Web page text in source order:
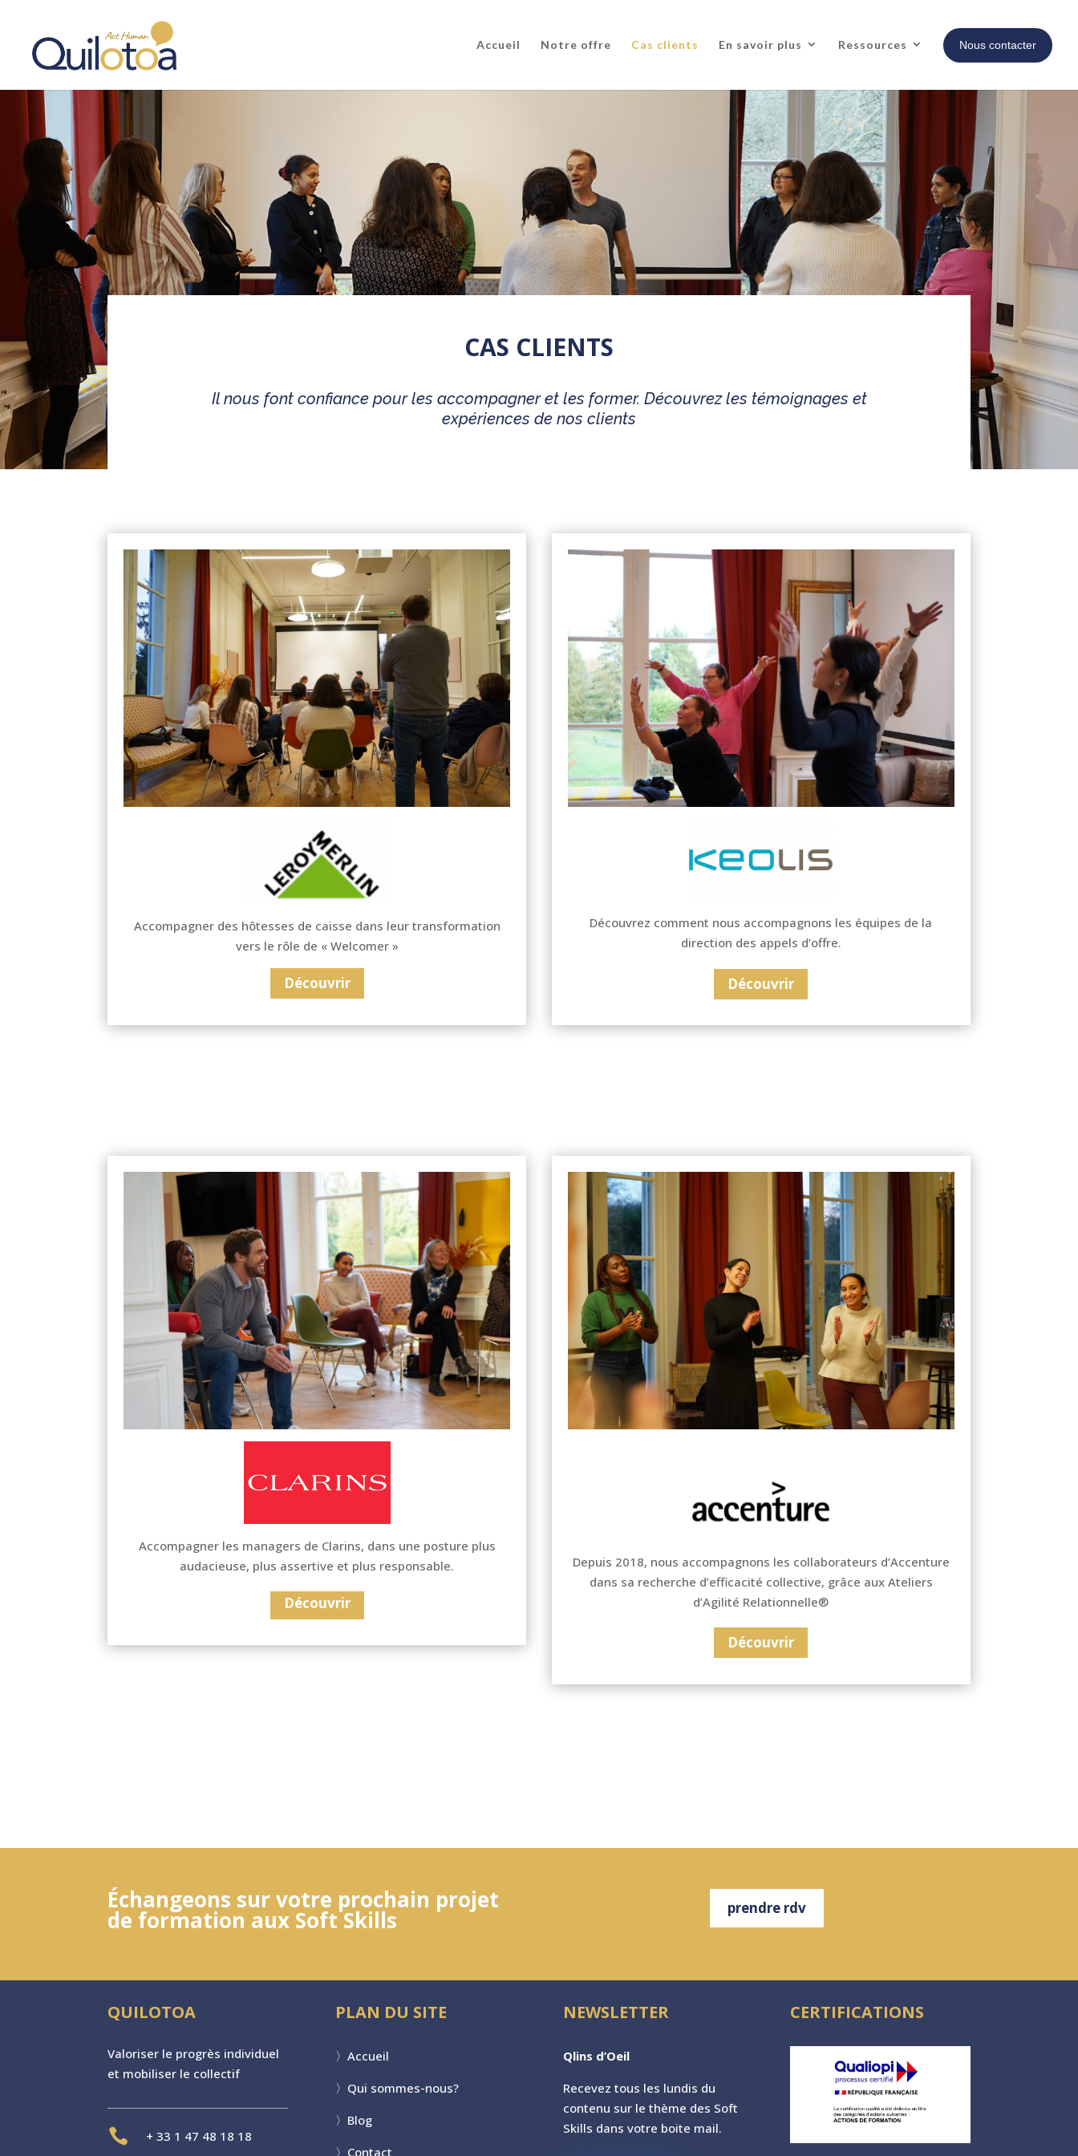
Accueil Notre offre Cas clients En savoir plus Ressources Nous contacter
CAS CLIENTS
Il nous font confiance pour les accompagner et les former. Découvrez les témoignages et
expériences de nos clients
Accompagner des hôtesses de caisse dans leur transformation
vers le rôle de « Welcomer »
Découvrir
Découvrir
Découvrez comment nous accompagnons les équipes de la
direction des appels d’offre.
Découvrir
Accompagner les managers de Clarins, dans une posture plus
audacieuse, plus assertive et plus responsable.
Découvrir
Depuis 2018, nous accompagnons les collaborateurs d’Accenture
dans sa recherche d’efficacité collective, grâce aux Ateliers
d’Agilité Relationnelle®
Découvrir
Échangeons sur votre prochain projet
de formation aux Soft Skills prendre rdv
QUILOTOA
Valoriser le progrès individuel
et mobiliser le collectif
 + 33 1 47 48 18 18
PLAN DU SITE
〉 Accueil
〉 Qui sommes-nous?
〉 Blog
〉 Contact
NEWSLETTER
Qlins d’Oeil
Recevez tous les lundis du
contenu sur le thème des Soft
Skills dans votre boite mail.
CERTIFICATIONS